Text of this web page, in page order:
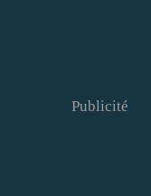
Publicité